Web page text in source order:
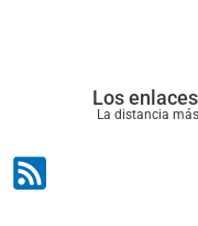
Los
La distancia